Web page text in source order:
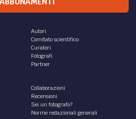
è un teatro?
giorni dell’ex Tribunale di